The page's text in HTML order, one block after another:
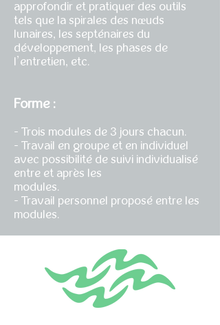
approfondir et pratiquer des outils
tels que la spirales des nœuds
lunaires, les septénaires du
développement, les phases de
l’entretien, etc.
Forme :
- Trois modules de 3 jours chacun.
- Travail en groupe et en individuel
avec possibilité de suivi individualisé
entre et après les
modules.
- Travail personnel proposé entre les
modules.